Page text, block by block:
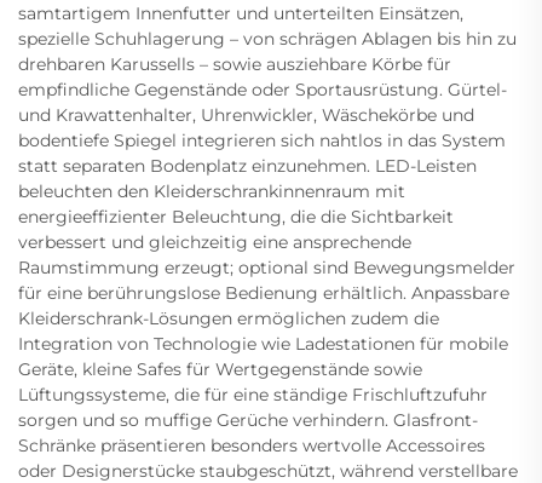
samtartigem Innenfutter und unterteilten Einsätzen,
spezielle Schuhlagerung – von schrägen Ablagen bis hin zu
drehbaren Karussells – sowie ausziehbare Körbe für
empfindliche Gegenstände oder Sportausrüstung. Gürtel-
und Krawattenhalter, Uhrenwickler, Wäschekörbe und
bodentiefe Spiegel integrieren sich nahtlos in das System
statt separaten Bodenplatz einzunehmen. LED-Leisten
beleuchten den Kleiderschrankinnenraum mit
energieeffizienter Beleuchtung, die die Sichtbarkeit
verbessert und gleichzeitig eine ansprechende
Raumstimmung erzeugt; optional sind Bewegungsmelder
für eine berührungslose Bedienung erhältlich. Anpassbare
Kleiderschrank-Lösungen ermöglichen zudem die
Integration von Technologie wie Ladestationen für mobile
Geräte, kleine Safes für Wertgegenstände sowie
Lüftungssysteme, die für eine ständige Frischluftzufuhr
sorgen und so muffige Gerüche verhindern. Glasfront-
Schränke präsentieren besonders wertvolle Accessoires
oder Designerstücke staubgeschützt, während verstellbare